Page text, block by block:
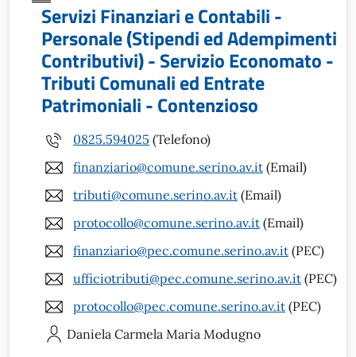
Servizi Finanziari e Contabili -
Personale (Stipendi ed Adempimenti
Contributivi) - Servizio Economato -
Tributi Comunali ed Entrate
Patrimoniali - Contenzioso
0825.594025 (Telefono)
finanziario@comune.serino.av.it (Email)
tributi@comune.serino.av.it (Email)
protocollo@comune.serino.av.it (Email)
finanziario@pec.comune.serino.av.it (PEC)
ufficiotributi@pec.comune.serino.av.it (PEC)
protocollo@pec.comune.serino.av.it (PEC)
Daniela Carmela Maria Modugno